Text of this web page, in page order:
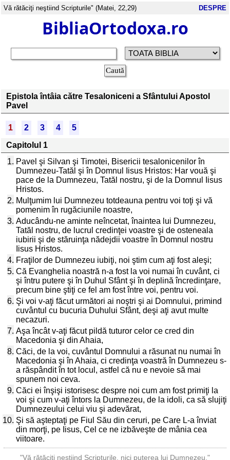
Vă rătăciţi neştiind Scripturile" (Matei, 22,29) DESPRE
BibliaOrtodoxa.ro
Epistola întâia către Tesaloniceni a Sfântului Apostol
Pavel
1 2 3 4
5
Capitolul 1
1. Pavel şi Silvan şi Timotei, Bisericii tesalonicenilor în
Dumnezeu-Tatăl şi în Domnul Iisus Hristos: Har vouă şi
pace de la Dumnezeu, Tatăl nostru, şi de la Domnul Iisus
Hristos.
2. Mulţumim lui Dumnezeu totdeauna pentru voi toţi şi vă
pomenim în rugăciunile noastre,
3. Aducându-ne aminte neîncetat, înaintea lui Dumnezeu,
Tatăl nostru, de lucrul credinţei voastre şi de osteneala
iubirii şi de stăruinţa nădejdii voastre în Domnul nostru
Iisus Hristos.
4. Fraţilor de Dumnezeu iubiţi, noi ştim cum aţi fost aleşi;
5. Că Evanghelia noastră n-a fost la voi numai în cuvânt, ci
şi întru putere şi în Duhul Sfânt şi în deplină încredinţare,
precum bine ştiţi ce fel am fost între voi, pentru voi.
6. Şi voi v-aţi făcut următori ai noştri şi ai Domnului, primind
cuvântul cu bucuria Duhului Sfânt, deşi aţi avut multe
necazuri.
7. Aşa încât v-aţi făcut pildă tuturor celor ce cred din
Macedonia şi din Ahaia,
8. Căci, de la voi, cuvântul Domnului a răsunat nu numai în
Macedonia şi în Ahaia, ci credinţa voastră în Dumnezeu s-
a răspândit în tot locul, astfel că nu e nevoie să mai
spunem noi ceva.
9. Căci ei înşişi istorisesc despre noi cum am fost primiţi la
voi şi cum v-aţi întors la Dumnezeu, de la idoli, ca să slujiţi
Dumnezeului celui viu şi adevărat,
10. Şi să aşteptaţi pe Fiul Său din ceruri, pe Care L-a înviat
din morţi, pe Iisus, Cel ce ne izbăveşte de mânia cea
viitoare.
"Vă rătăciţi neştiind Scripturile, nici puterea lui Dumnezeu."